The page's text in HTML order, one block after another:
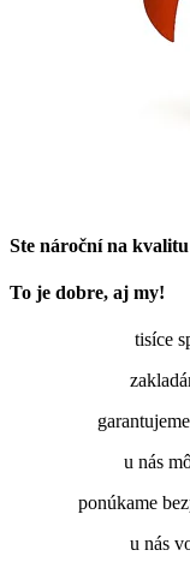
Ste nároční na
To je dobre, aj my!
tisíce
u nás
ponúkame
u nás